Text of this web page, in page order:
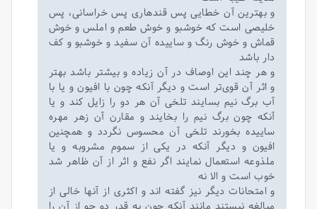
و بهترین آن خطایی پس قندهاری پس خراسانی، پس
خلیصی است که خوشبو و خوش طعم و املس و خوش
قماش و خوش رنگ و ساییده آن سفید و خوشبو و کف
دار باشد
و هر چند این اوصاف در آن زیاده و بیشتر باشد بهتر
و اثر آن قوی‌تر است و دیگر آنکه چون با افیون و یا با
آب برگ نیم بسایند تلخی آن هر دو را زایل کند و یا
آنکه چون برگ نیم را بخایند و مقارن آن زهر مهره
ساییده بخورند تلخی آن محسوس نگردد و همچنین
افیون و دیگر آنکه در یکی از سموم مشروبه و یا
ملذوعه استعمال نمایند اگر نفع و اثر از آن ظاهر شد
خوب است و الا نه
و امتحانات دیگر نیز گفته اند و اکثری از آنها خالی از